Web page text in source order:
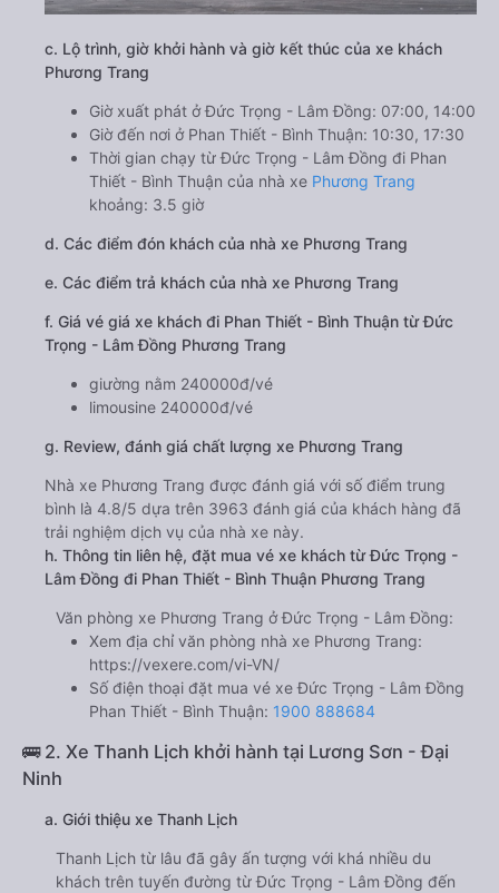
c. Lộ trình, giờ khởi hành và giờ kết thúc của xe khách
Phương Trang
Giờ xuất phát ở Đức Trọng - Lâm Đồng: 07:00, 14:00
Giờ đến nơi ở Phan Thiết - Bình Thuận: 10:30, 17:30
Thời gian chạy từ Đức Trọng - Lâm Đồng đi Phan
Thiết - Bình Thuận của nhà xe Phương Trang
khoảng: 3.5 giờ
d. Các điểm đón khách của nhà xe Phương Trang
e. Các điểm trả khách của nhà xe Phương Trang
f. Giá vé giá xe khách đi Phan Thiết - Bình Thuận từ Đức
Trọng - Lâm Đồng Phương Trang
giường nằm 240000đ/vé
limousine 240000đ/vé
g. Review, đánh giá chất lượng xe Phương Trang
Nhà xe Phương Trang được đánh giá với số điểm trung
bình là 4.8/5 dựa trên 3963 đánh giá của khách hàng đã
trải nghiệm dịch vụ của nhà xe này.
h. Thông tin liên hệ, đặt mua vé xe khách từ Đức Trọng -
Lâm Đồng đi Phan Thiết - Bình Thuận Phương Trang
Văn phòng xe Phương Trang ở Đức Trọng - Lâm Đồng:
Xem địa chỉ văn phòng nhà xe Phương Trang:
https://vexere.com/vi-VN/
Số điện thoại đặt mua vé xe Đức Trọng - Lâm Đồng
Phan Thiết - Bình Thuận: 1900 888684
🚌 2. Xe Thanh Lịch khởi hành tại Lương Sơn - Đại
Ninh
a. Giới thiệu xe Thanh Lịch
Thanh Lịch từ lâu đã gây ấn tượng với khá nhiều du
khách trên tuyến đường từ Đức Trọng - Lâm Đồng đến